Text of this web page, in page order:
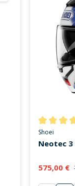
5 SternenShoei
Neotec 3
575,00 €